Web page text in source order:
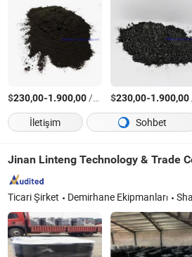
$230,00-1.900,00/Ton $230,00-1.900,00/
İletişim
Sohbet
Jinan Linteng Technology & Trade
Ticari Şirket Demirhane Ekipmanları